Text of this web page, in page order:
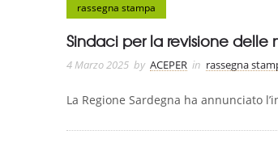
rassegna stampa
Sindaci per la revisione delle
4 Marzo 2025 by ACEPER in rassegna
La Regione Sardegna ha annunciato